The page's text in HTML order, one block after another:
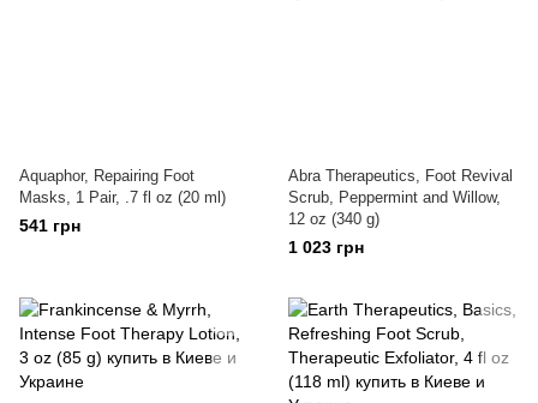
Aquaphor, Repairing Foot
Masks, 1 Pair, .7 fl oz (20 ml)
541 грн
Abra Therapeutics, Foot Revival
Scrub, Peppermint and Willow,
12 oz (340 g)
1 023 грн